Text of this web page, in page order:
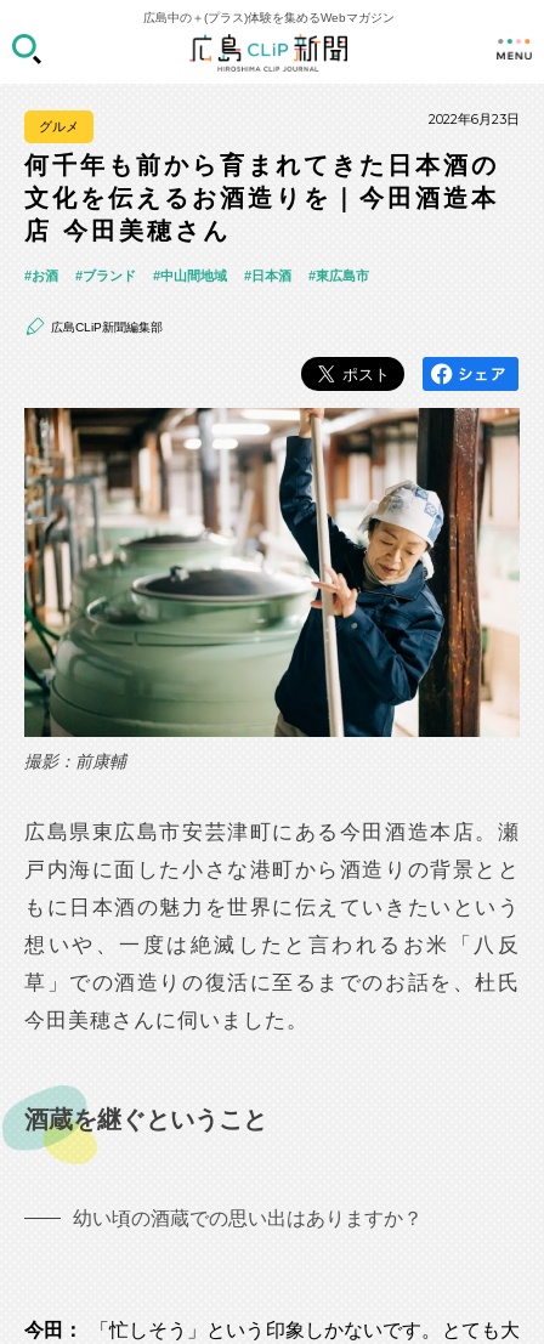
広島中の＋(プラス)体験を集めるWebマガジン
グルメ 2022年6月23日
何千年も前から育まれてきた日本酒の
文化を伝えるお酒造りを｜今田酒造本
店 今田美穂さん
お酒 ブランド 中山間地域 日本酒 東広島市
広島CLiP新聞編集部
撮影：前康輔
広島県東広島市安芸津町にある今田酒造本店。瀬
戸内海に面した小さな港町から酒造りの背景とと
もに日本酒の魅力を世界に伝えていきたいという
想いや、一度は絶滅したと言われるお米「八反
草」での酒造りの復活に至るまでのお話を、杜氏
今田美穂さんに伺いました。
酒蔵を継ぐということ
幼い頃の酒蔵での思い出はありますか？
今田：
「忙しそう」という印象しかないです。とても大